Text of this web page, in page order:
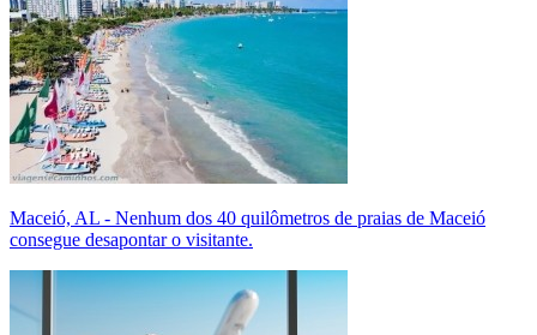
Maceió, AL - Nenhum dos 40 quilômetros de praias de Maceió
consegue desapontar o visitante.